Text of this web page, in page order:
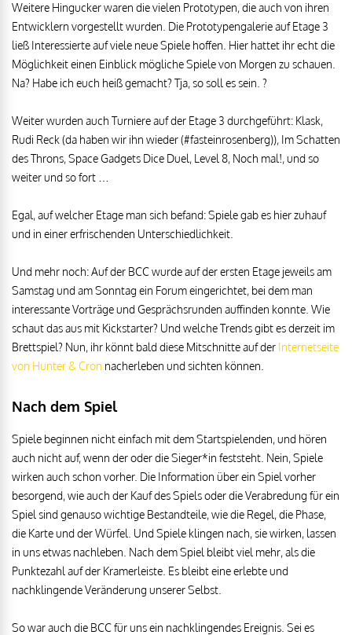
Weitere Hingucker waren die vielen Prototypen, die auch von ihren
Entwicklern vorgestellt wurden. Die Prototypengalerie auf Etage 3
ließ Interessierte auf viele neue Spiele hoffen. Hier hattet ihr echt die
Möglichkeit einen Einblick mögliche Spiele von Morgen zu schauen.
Na? Habe ich euch heiß gemacht? Tja, so soll es sein. ?
Weiter wurden auch Turniere auf der Etage 3 durchgeführt: Klask,
Rudi Reck (da haben wir ihn wieder (#fasteinrosenberg)), Im Schatten
des Throns, Space Gadgets Dice Duel, Level 8, Noch mal!, und so
weiter und so fort …
Egal, auf welcher Etage man sich befand: Spiele gab es hier zuhauf
und in einer erfrischenden Unterschiedlichkeit.
Und mehr noch: Auf der BCC wurde auf der ersten Etage jeweils am
Samstag und am Sonntag ein Forum eingerichtet, bei dem man
interessante Vorträge und Gesprächsrunden auffinden konnte. Wie
schaut das aus mit Kickstarter? Und welche Trends gibt es derzeit im
Brettspiel? Nun, ihr könnt bald diese Mitschnitte auf der Internetseite
von Hunter & Cron nacherleben und sichten können.
Nach dem Spiel
Spiele beginnen nicht einfach mit dem Startspielenden, und hören
auch nicht auf, wenn der oder die Sieger*in feststeht. Nein, Spiele
wirken auch schon vorher. Die Information über ein Spiel vorher
besorgend, wie auch der Kauf des Spiels oder die Verabredung für ein
Spiel sind genauso wichtige Bestandteile, wie die Regel, die Phase,
die Karte und der Würfel. Und Spiele klingen nach, sie wirken, lassen
in uns etwas nachleben. Nach dem Spiel bleibt viel mehr, als die
Punktezahl auf der Kramerleiste. Es bleibt eine erlebte und
nachklingende Veränderung unserer Selbst.
So war auch die BCC für uns ein nachklingendes Ereignis. Sei es